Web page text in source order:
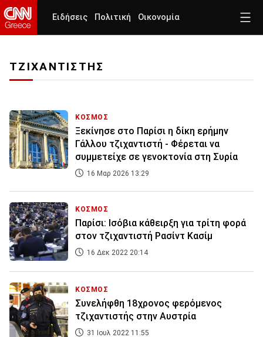
Ειδήσεις Πολιτική Οικονομία
ΤΖΙΧΑΝΤΙΣΤΗΣ
ΚΟΣΜΟΣ
Ξεκίνησε στο Παρίσι η δίκη ερήμην
Γάλλου τζιχαντιστή - Φέρεται να
συμμετείχε σε γενοκτονία στη Συρία
16 Μαρ 2026 13:29
ΚΟΣΜΟΣ
Παρίσι: Ισόβια κάθειρξη για τρίτη φορά
στον τζιχαντιστή Ρασίντ Κασίμ
16 Δεκ 2022 20:14
ΚΟΣΜΟΣ
Συνελήφθη 18χρονος φερόμενος
τζιχαντιστής στην Αυστρία
31 Ιουλ 2022 11:55